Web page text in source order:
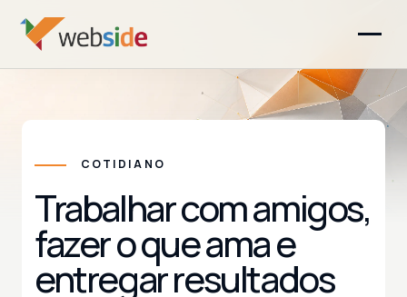
COTIDIANO
Trabalhar com amigos,
fazer o que ama e
entregar resultados